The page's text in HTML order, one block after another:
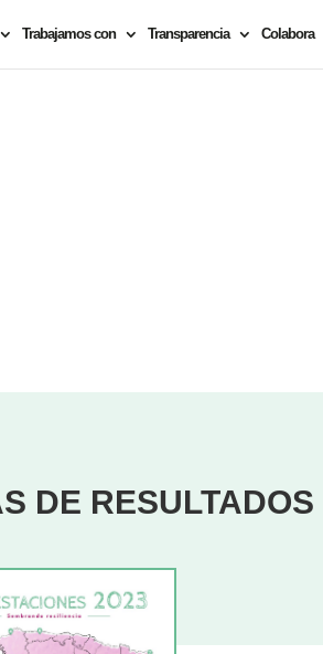
Trabajamos con Transparencia Colabora
DE RESULTADOS